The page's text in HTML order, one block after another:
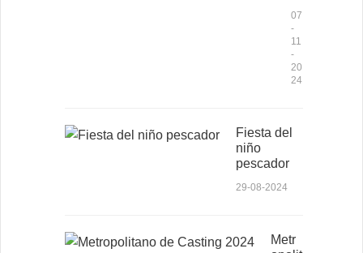
07
-
11
-
20
24
Fiesta del
niño
pescador
29-08-2024
Metr